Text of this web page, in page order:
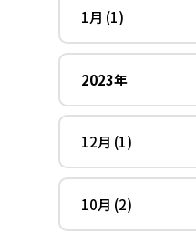
1月 (1)
2023年
12月 (1)
10月 (2)